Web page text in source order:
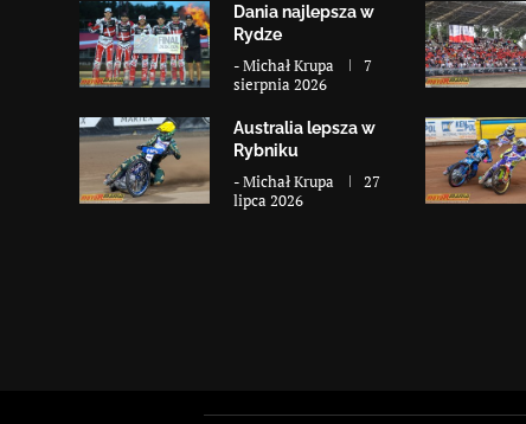
Dania najlepsza w
Rydze
-Michał Krupa
7
sierpnia 2026
Australia lepsza w
Rybniku
-Michał Krupa
27
lipca 2026